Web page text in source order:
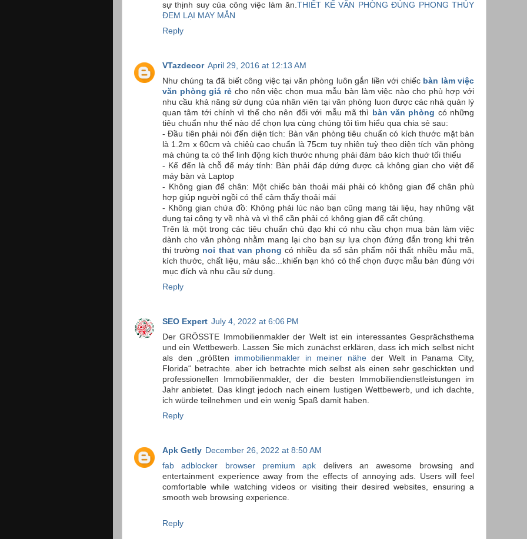
sự thịnh suy của công việc làm ăn.THIẾT KẾ VĂN PHÒNG ĐÚNG PHONG THỦY
ĐEM LẠI MAY MẮN
Reply
VTazdecor April 29, 2016 at 12:13 AM
Như chúng ta đã biết công việc tại văn phòng luôn gắn liền với chiếc bàn làm việc
văn phòng giá rẻ cho nên việc chọn mua mẫu bàn làm việc nào cho phù hợp với
nhu cầu khả năng sử dụng của nhân viên tại văn phòng luon được các nhà quản lý
quan tâm tới chính vì thế cho nên đối với mẫu mã thì bàn văn phòng có những
tiêu chuẩn như thế nào để chọn lựa cùng chúng tôi tìm hiểu qua chia sẻ sau:
- Đầu tiên phải nói đến diện tích: Bàn văn phòng tiêu chuẩn có kích thước mặt bàn
là 1.2m x 60cm và chiêù cao chuẩn là 75cm tuy nhiên tuỳ theo diện tích văn phòng
mà chúng ta có thể linh động kích thước nhưng phải đảm bảo kích thuớ tối thiểu
- Kế đến là chỗ để máy tính: Bàn phải đáp dứng được cả không gian cho việt để
máy bàn và Laptop
- Không gian để chân: Một chiếc bàn thoải mái phải có không gian để chân phù
hợp giúp người ngồi có thể cảm thấy thoải mái
- Không gian chứa đồ: Không phải lúc nào bạn cũng mang tài liệu, hay những vật
dụng tại công ty về nhà và vì thế cần phải có không gian để cất chúng.
Trên là một trong các tiêu chuẩn chủ đạo khi có nhu cầu chọn mua bàn làm việc
dành cho văn phòng nhằm mang lại cho bạn sự lựa chọn đứng đắn trong khi trên
thị trường noi that van phong có nhiều đa số sản phẩm nội thất nhiều mẫu mã,
kích thước, chất liệu, màu sắc...khiến bạn khó có thể chọn được mẫu bàn đúng với
mục đích và nhu cầu sử dụng.
Reply
SEO Expert July 4, 2022 at 6:06 PM
Der GRÖSSTE Immobilienmakler der Welt ist ein interessantes Gesprächsthema
und ein Wettbewerb. Lassen Sie mich zunächst erklären, dass ich mich selbst nicht
als den „größten immobilienmakler in meiner näheder Welt in Panama City,
Florida“ betrachte. aber ich betrachte mich selbst als einen sehr geschickten und
professionellen Immobilienmakler, der die besten Immobiliendienstleistungen im
Jahr anbietet. Das klingt jedoch nach einem lustigen Wettbewerb, und ich dachte,
ich würde teilnehmen und ein wenig Spaß damit haben.
Reply
Apk Getly December 26, 2022 at 8:50 AM
fab adblocker browser premium apk delivers an awesome browsing and
entertainment experience away from the effects of annoying ads. Users will feel
comfortable while watching videos or visiting their desired websites, ensuring a
smooth web browsing experience.
Reply